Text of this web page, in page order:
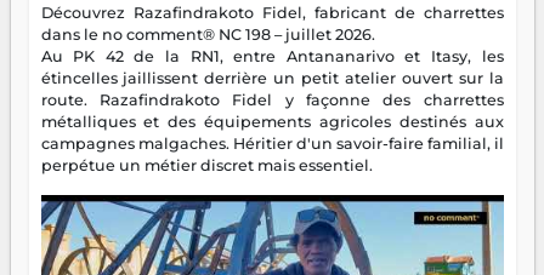
Découvrez Razafindrakoto Fidel, fabricant de charrettes
dans le no comment® NC 198 – juillet 2026.
Au PK 42 de la RN1, entre Antananarivo et Itasy, les
étincelles jaillissent derrière un petit atelier ouvert sur la
route. Razafindrakoto Fidel y façonne des charrettes
métalliques et des équipements agricoles destinés aux
campagnes malgaches. Héritier d'un savoir-faire familial, il
perpétue un métier discret mais essentiel.